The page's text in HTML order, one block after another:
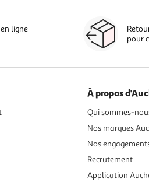
ligne
pour
À propos
Qui sommes-
Nos marques
Nos
Recrutement
Application